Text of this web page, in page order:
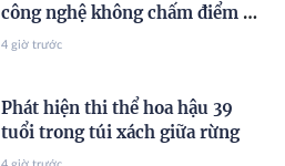
công nghệ không chấm điểm AI,
mà chấm khả năng giải quyết
4 giờ trước
Phát hiện thi thể hoa hậu 39
tuổi trong túi xách giữa rừng